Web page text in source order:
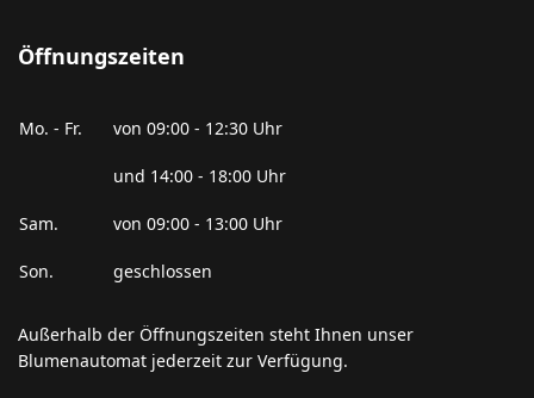
Öffnungszeiten
Mo. - Fr. von 09:00 - 12:30 Uhr
und 14:00 - 18:00 Uhr
Sam. von 09:00 - 13:00 Uhr
Son. geschlossen
Außerhalb der Öffnungszeiten steht Ihnen unser
Blumenautomat jederzeit zur Verfügung.